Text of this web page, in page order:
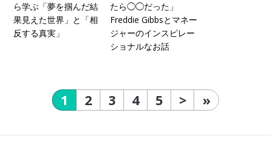
ら学ぶ「夢を掴んだ結
果見えた世界」と「相
反する真実」
たら◯◯だった」
Freddie Gibbsとマネー
ジャーのインスピレー
ショナルなお話
1 2 3 4 5 > »